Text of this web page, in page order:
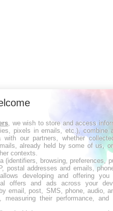
, we wish to store and access
pixels in emails, etc.), combine
with our partners, whether
already held by some of us,
contexts.
(identifiers, browsing, preferences,
postal addresses and emails,
developing and offering you
offers and ads across your
email, post, SMS, phone, audio,
measuring their performance, and